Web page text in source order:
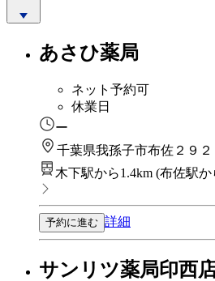
あさひ薬局
ネット予約可
休業日
ー
千葉県我孫子市布佐２９２
木下駅から1.4km (布佐駅か
予約に進む 詳細
サンリツ薬局印西